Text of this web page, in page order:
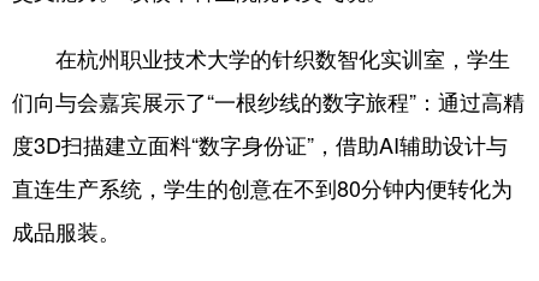
在杭州职业技术大学的针织数智化实训室，学生
们向与会嘉宾展示了“一根纱线的数字旅程”：通过高精
度3D扫描建立面料“数字身份证”，借助AI辅助设计与
直连生产系统，学生的创意在不到80分钟内便转化为
成品服装。